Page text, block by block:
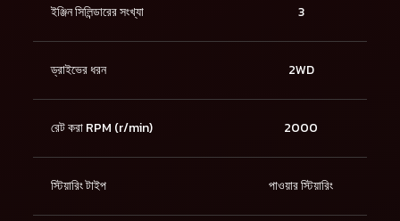
ইঞ্জিন সিলিন্ডারের সংখ্যা 3
ড্রাইভের ধরন 2WD
রেট করা RPM (r/min) 2000
স্টিয়ারিং টাইপ পাওয়ার স্টিয়ারিং